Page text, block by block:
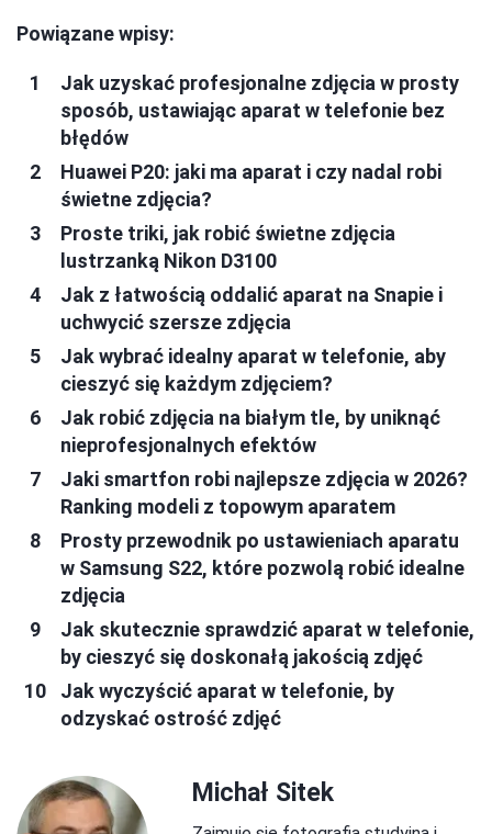
Powiązane wpisy:
Jak uzyskać profesjonalne zdjęcia w prosty
sposób, ustawiając aparat w telefonie bez
błędów
Huawei P20: jaki ma aparat i czy nadal robi
świetne zdjęcia?
Proste triki, jak robić świetne zdjęcia
lustrzanką Nikon D3100
Jak z łatwością oddalić aparat na Snapie i
uchwycić szersze zdjęcia
Jak wybrać idealny aparat w telefonie, aby
cieszyć się każdym zdjęciem?
Jak robić zdjęcia na białym tle, by uniknąć
nieprofesjonalnych efektów
Jaki smartfon robi najlepsze zdjęcia w 2026?
Ranking modeli z topowym aparatem
Prosty przewodnik po ustawieniach aparatu
w Samsung S22, które pozwolą robić idealne
zdjęcia
Jak skutecznie sprawdzić aparat w telefonie,
by cieszyć się doskonałą jakością zdjęć
Jak wyczyścić aparat w telefonie, by
odzyskać ostrość zdjęć
Michał Sitek